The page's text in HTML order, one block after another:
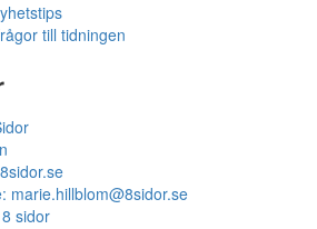
till tidningen
marie.hillblom@8sidor.se
sidor